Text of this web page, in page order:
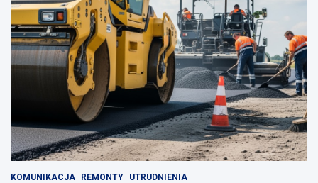
KOMUNIKACJA REMONTY UTRUDNIENIA